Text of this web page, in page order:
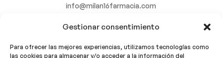
Gestionar consentimiento
Para ofrecer las mejores experiencias, utilizamos tecnologías como
las cookies para almacenar y/o acceder a la información del
info@milan16farmacia.com
¡Síguenos!